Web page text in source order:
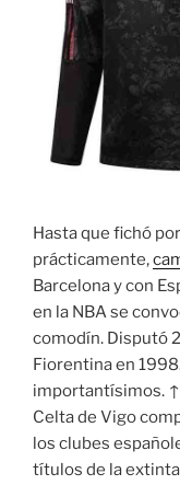
Hasta que fichó
prácticamente,
Barcelona y con
en la NBA se
comodín. Disputó
Fiorentina en
importantísimos. ↑
Celta de Vigo
los clubes
títulos de la